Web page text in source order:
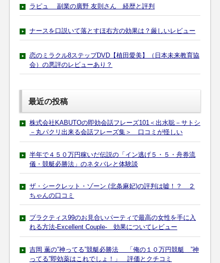
ラピュ 副業の廣野 友則さん 経歴と評判
ナースを口説いて落とすほ右方の効果は？厳しいレビュー
恋のミラクル8ステップDVD【植田愛美】（日本未来教育協
会）の悪評のレビューあり？
最近の投稿
株式会社KABUTOの即効会話フレーズ101＜出水聡－サトシ
－丸パクリ出来る会話フレーズ集＞ 口コミが怪しい
半年で４５０万円稼いだ伝説の「イン逃げ５・５・舟券流
儀・競艇必勝法」のネタバレと体験談
ザ・シークレット・ゾーン (北条麻妃)の評判は嘘！？ ２
ちゃんの口コミ
プラクティス99のお見合いパーティで最高の女性を手に入
れる方法-Excellent Couple- 効果についてレビュー
吉岡 薫の”神ってる”競艇必勝法 「俺の１０万円競艇 ”神
ってる”即効薬はこれでしょ！」 評価とクチコミ